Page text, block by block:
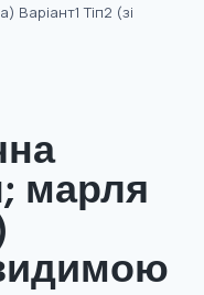
Тіп2 (зі
марля